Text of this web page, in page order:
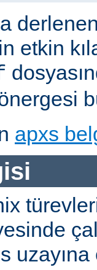
etkin
apxs
uzayına